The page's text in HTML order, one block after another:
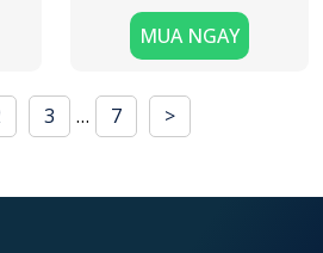
₫.
₫.
là:
2.150.000
tại
là:
1.935.000
MUA NGAY
3 … 7 >